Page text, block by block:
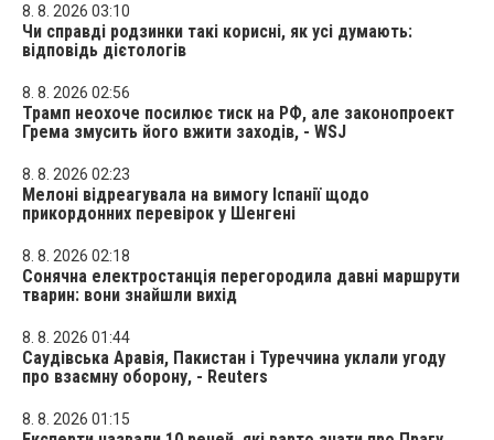
8. 8. 2026 03:10
Чи справді родзинки такі корисні, як усі думають:
відповідь дієтологів
8. 8. 2026 02:56
Трамп неохоче посилює тиск на РФ, але законопроект
Грема змусить його вжити заходів, - WSJ
8. 8. 2026 02:23
Мелоні відреагувала на вимогу Іспанії щодо
прикордонних перевірок у Шенгені
8. 8. 2026 02:18
Сонячна електростанція перегородила давні маршрути
тварин: вони знайшли вихід
8. 8. 2026 01:44
Саудівська Аравія, Пакистан і Туреччина уклали угоду
про взаємну оборону, - Reuters
8. 8. 2026 01:15